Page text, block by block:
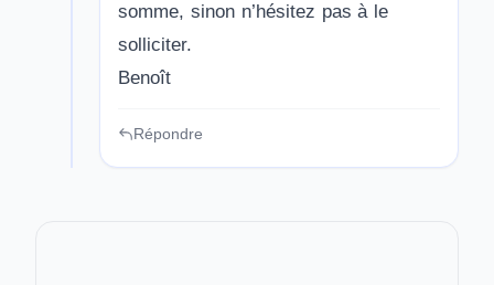
somme, sinon n’hésitez pas à le
solliciter.
Benoît
Répondre